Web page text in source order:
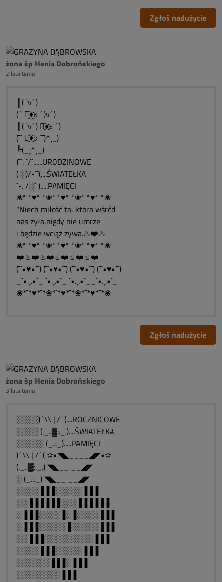
Zgłoś nadużycie
żona śp Henia Dobrońskiego
2 lata temu
║(¯`v´¯)
(¯` ะ̭̌♦̭̌ะ ´¯)v´¯)
║(¯`v´¯) ะ̭̌♦̭̌ะ ´¯)
(¯` ะ̭̌♦̭̌ะ ´¯)^¸_)
╚(_¸^¸_)
)¯`. ´/`......URODZINOWE
( ░)/-´¯(....ŚWIATEŁKA
`-. /░´ ).....PAMIĘCI
❀*¯*♥*¯*❀*¯*♥*¯*❀*¯*♥*¯*❀
"Niech miłość ta, która wśród
nas żyła,nigdy nie umrze
i będzie wciąż żywa.♨❤️♨
❀*¯*♥*¯*❀*¯*♥*¯*❀*¯*♥*¯*❀
❤️♨❤️♨❤️♨❤️♨❤️♨❤️
(¯`•♥•´¯) (¯`•♥•´¯) (¯`•♥•´¯) (¯`•♥•´¯)
_`•.¸.•´_ `•.¸.•´_ `•.¸.•´__`•.¸.•´_
❀*¯*♥*¯*❀*¯*♥*¯*❀*¯*♥*¯*❀
Zgłoś nadużycie
żona śp Henia Dobrońskiego
3 lata temu
░░░░)¯`\\ | /´¯(....ROCZNICOWE
░░░░ (._.:▓:._.)....ŚWIATEŁKA
░░░░░ (_.:._).....PAMIĘCI
)¯`\\ | /´¯( ✫•◥◣____◢◤•✫
(._.:▓:._.) ◥◣__ __◢◤
░ (_.:._) ◥◣__ __◢◤
░░░░▐▐▐░░░░░▐▐▐
░░▐▐▐▐▐▐░░░▐▐▐▐▐▐
░▐▐▐░░░░▐░▐░░░░▐▐▐
░▐▐▐░░░░░▐░░░░░▐▐▐
░░▐▐▐░░░░░░░░░▐▐▐
░░░░▐▐▐░░░░░▐▐▐
░░░░░░▐▐▐░▐▐▐
░░░░░░░░▐▐▐